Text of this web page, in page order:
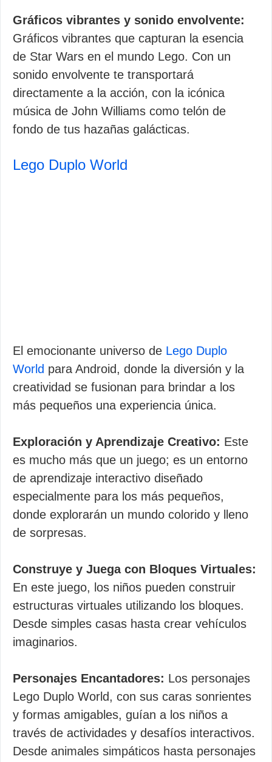
Gráficos vibrantes y sonido envolvente:
Gráficos vibrantes que capturan la esencia
de Star Wars en el mundo Lego. Con un
sonido envolvente te transportará
directamente a la acción, con la icónica
música de John Williams como telón de
fondo de tus hazañas galácticas.
Lego Duplo World
El emocionante universo de Lego Duplo
World para Android, donde la diversión y la
creatividad se fusionan para brindar a los
más pequeños una experiencia única.
Exploración y Aprendizaje Creativo: Este
es mucho más que un juego; es un entorno
de aprendizaje interactivo diseñado
especialmente para los más pequeños,
donde explorarán un mundo colorido y lleno
de sorpresas.
Construye y Juega con Bloques Virtuales:
En este juego, los niños pueden construir
estructuras virtuales utilizando los bloques.
Desde simples casas hasta crear vehículos
imaginarios.
Personajes Encantadores: Los personajes
Lego Duplo World, con sus caras sonrientes
y formas amigables, guían a los niños a
través de actividades y desafíos interactivos.
Desde animales simpáticos hasta personajes